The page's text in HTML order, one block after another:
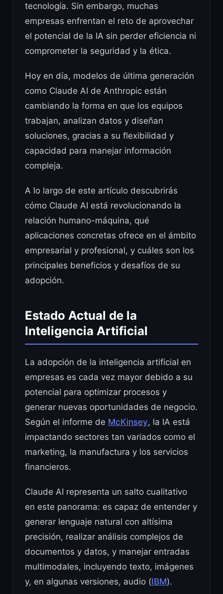
tecnología. Sin embargo, muchas
empresas enfrentan el reto de aprovechar
el potencial de la IA sin perder eficiencia ni
comprometer la seguridad y la ética.
Hoy en día, modelos de última generación
como Claude AI de Anthropic están
cambiando la forma en que los equipos
trabajan, analizan datos y diseñan
soluciones, gracias a su flexibilidad y
capacidad para manejar información
compleja.
A lo largo de este artículo descubrirás
cómo Claude AI está revolucionando la
relación humano-máquina, qué
aplicaciones concretas ofrece en el ámbito
empresarial y profesional, y cuáles son los
principales beneficios y desafíos de su
adopción.
Estado Actual de la
Inteligencia Artificial
La adopción de la inteligencia artificial en
empresas es cada vez mayor debido a su
potencial para optimizar procesos y
generar nuevas oportunidades de negocio.
Según el informe de McKinsey, la IA está
impactando sectores tan variados como el
marketing, la manufactura y los servicios
financieros.
Claude AI representa un salto cualitativo
en este panorama: es capaz de entender y
generar lenguaje natural con altísima
precisión, realizar análisis complejos de
documentos y datos, y manejar entradas
multimodales, incluyendo texto, imágenes
y, en algunas versiones, audio (IBM).